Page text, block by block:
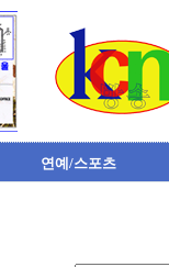
연예/스포츠